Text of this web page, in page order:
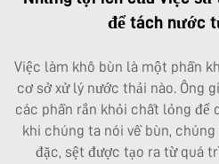
để tách nước
Việc làm khô bùn là một phần
cơ sở xử lý nước thải nào. Ông
các phần rắn khỏi chất lỏng để
khi chúng ta nói về bùn,
đặc, sệt được tạo ra từ quá